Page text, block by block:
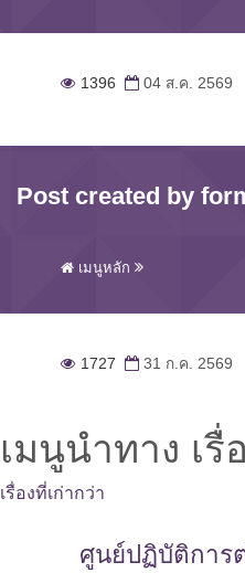
1396 04 ส.ค. 2569
Post created by
เมนูหลัก
1727 31 ก.ค. 2569
เมนูนำทาง เรื่
เรื่องที่เก่ากว่า
ศูนย์ปฏิบัติการ